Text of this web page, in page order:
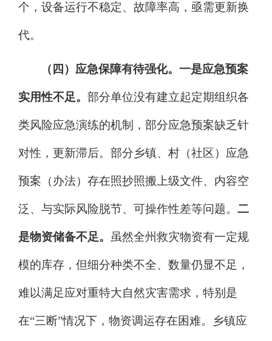
个，设备运行不稳定、故障率高，亟需更新换
代。
（四）应急保障有待强化。一是应急预案
实用性不足。 部分单位没有建立起定期组织各
类风险应急演练的机制，部分应急预案缺乏针
对性，更新滞后。 部分乡镇、村（社区）应急
预案（办法）存在照抄照搬上级文件、内容空
泛、与实际风险脱节、可操作性差等问题。 二
是物资储备不足。 虽然全州救灾物资有一定规
模的库存，但细分种类不全、数量仍显不足，
难以满足应对重特大自然灾害需求，特别是
在“三断”情况下，物资调运存在困难。乡镇应